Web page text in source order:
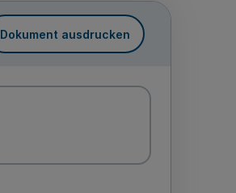
Dokument ausdrucken